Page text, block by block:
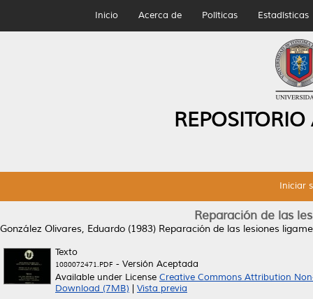
Inicio Acerca de Políticas Estadísticas
Iniciar
Reparación de las
González Olivares, Eduardo (1983) Reparación de las lesiones
Texto
1080072471.PDF - Versión Aceptada
Available under License Creative Commons Attribution
Download (7MB)
Vista previa